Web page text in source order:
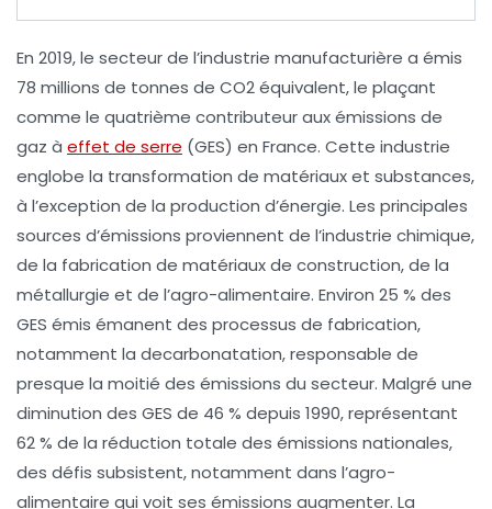
En 2019, le secteur de l’industrie manufacturière a émis
78 millions de tonnes de CO2 équivalent, le plaçant
comme le quatrième contributeur auxémissions de
gaz à effet de serre (GES) en France. Cette industrie
englobe la transformation de matériaux et substances,
à l’exception de la production d’énergie. Les principales
sources d’émissions proviennent de l’industrie chimique,
de la fabrication de matériaux de construction, de la
métallurgie et de l’agro-alimentaire. Environ 25 % des
GES émis émanent des processus de fabrication,
notamment la decarbonatation, responsable de
presque la moitié des émissions du secteur. Malgré une
diminution des GES de 46 % depuis 1990, représentant
62 % de la réduction totale des émissions nationales,
des défis subsistent, notamment dans l’agro-
alimentaire qui voit ses émissions augmenter. La